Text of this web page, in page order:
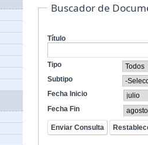
Buscador de
Título
Tipo
Subtipo
Fecha Inicio
Fecha Fin